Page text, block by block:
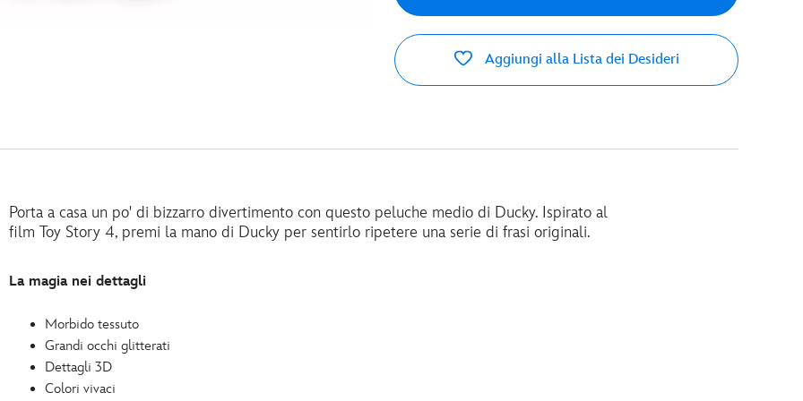
Aggiungi alla Lista dei Desideri
Porta a casa un po' di bizzarro divertimento con questo peluche medio di Ducky. Ispirato al
film Toy Story 4, premi la mano di Ducky per sentirlo ripetere una serie di frasi originali.
La magia nei dettagli
Morbido tessuto
Grandi occhi glitterati
Dettagli 3D
Colori vivaci